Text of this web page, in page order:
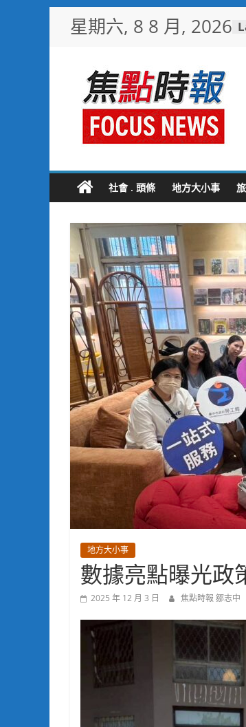
星期六, 8 8 月, 2026
社會 . 頭條 地方大小事
地方大小事
數據亮點曝光政
2025 年 12 月 3 日 焦點時報 鄒志中